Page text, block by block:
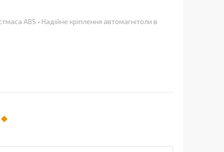
ABS • Надійне кріплення автомагнітоли в